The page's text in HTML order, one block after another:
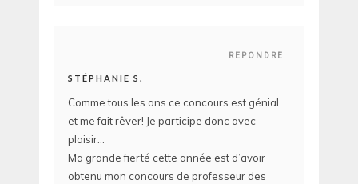
REPONDRE
STÉPHANIE S.
Comme tous les ans ce concours est génial
et me fait rêver! Je participe donc avec
plaisir…
Ma grande fierté cette année est d’avoir
obtenu mon concours de professeur des